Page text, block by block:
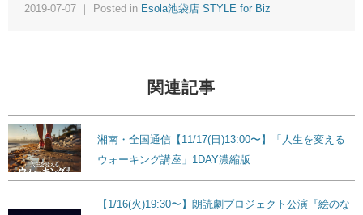
2019-07-07 ｜ Posted in Esola池袋店 STYLE for Biz
関連記事
湘南・全国通信【11/17(日)13:00〜】「人生を変える
ウォーキング講座」1DAY濃縮版
【1/16(火)19:30〜】朗読劇プロジェクト公演『絵のな